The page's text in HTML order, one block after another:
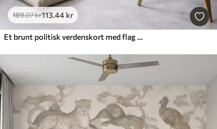
189.07kr113.44 kr
Et brunt politisk verdenskort med flag på engelsk